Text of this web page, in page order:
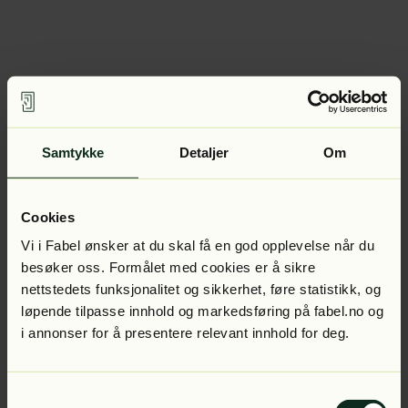
Samtykke Detaljer Om
Cookies
Vi i Fabel ønsker at du skal få en god opplevelse når du
besøker oss. Formålet med cookies er å sikre
nettstedets funksjonalitet og sikkerhet, føre statistikk, og
løpende tilpasse innhold og markedsføring på fabel.no og
i annonser for å presentere relevant innhold for deg.